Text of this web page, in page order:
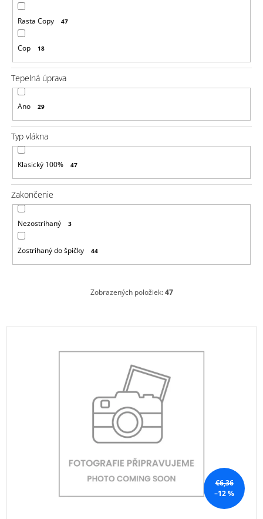
Rasta Copy 47
Cop 18
Tepelná úprava
Ano 29
Typ vlákna
Klasický 100% 47
Zakončenie
Nezostrihaný 3
Zostrihaný do špičky 44
Zobrazených položiek:47
V
€6,36
–12 %